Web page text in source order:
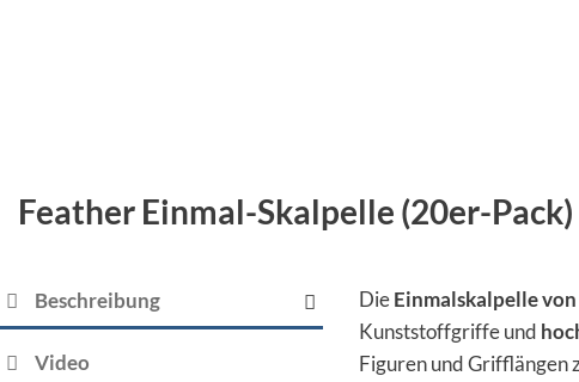
Feather Einmal-Skalpelle (20er-Pack)
Beschreibung
Video
DieEinmalskalpelle
Kunststoffgriffe und
Figuren und Grifflängen